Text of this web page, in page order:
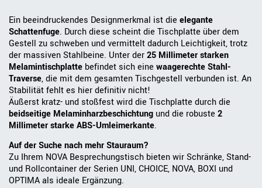
Ein beeindruckendes Designmerkmal ist die elegante
Schattenfuge. Durch diese scheint die Tischplatte über dem
Gestell zu schweben und vermittelt dadurch Leichtigkeit, trotz
der massiven Stahlbeine. Unter der25 Millimeter starken
Melamintischplatte befindet sich eine waagerechte Stahl-
Traverse, die mit dem gesamten Tischgestell verbunden ist. An
Stabilität fehlt es hier definitiv nicht!
Äußerst kratz- und stoßfest wird die Tischplatte durch die
beidseitige Melaminharzbeschichtung und die robuste 2
Millimeter starke ABS-Umleimerkante.
Auf der Suche nach mehr Stauraum?
Zu Ihrem NOVA Besprechungstisch bieten wir Schränke, Stand-
und Rollcontainer der Serien UNI, CHOICE, NOVA, BOXI und
OPTIMA als ideale Ergänzung.